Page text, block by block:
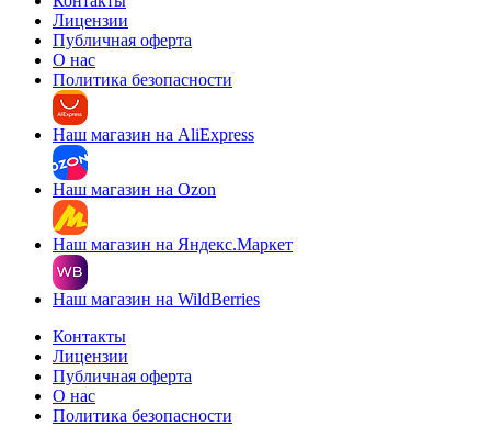
Лицензии
Публичная оферта
О нас
Политика безопасности
Наш магазин на AliExpress
Наш магазин на Ozon
Наш магазин на Яндекс.Маркет
Наш магазин на WildBerries
Контакты
Лицензии
Публичная оферта
О нас
Политика безопасности